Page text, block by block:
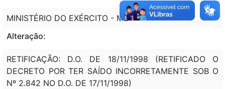
MINISTÉRIO DO EXÉRCITO - ME
Alteração:
RETIFICAÇÃO: D.O. DE 18/11/1998 (RETIFICADO O
DECRETO POR TER SAÍDO INCORRETAMENTE SOB O
Nº 2.842 NO D.O. DE 17/11/1998)